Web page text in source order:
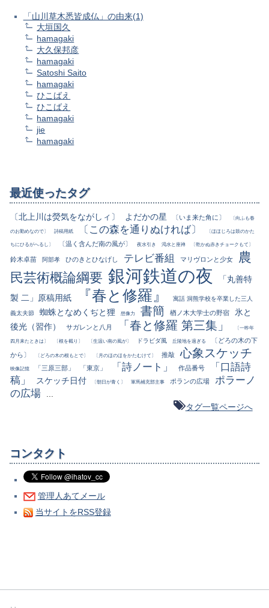
「山川草木悉皆成仏」の由来(1)
大垣国久
hamagaki
大久保邦彦
hamagaki
Satoshi Saito
hamagaki
ひこばえ
ひこばえ
hamagaki
jie
hamagaki
最近使ったタグ
〔北上川は熒気をながしィ〕 よだかの星 〔いま来た角に〕 〔向ふも春
のお勤めなので〕 詩稿用紙 〔この森を通りぬければ〕 〔ほほじろは鼓のかた
ちにひるがへるし〕 〔温く含んだ南の風が〕 夜水引き 渇水と座禅 〔乾かぬ赤きチョークもて〕
鈴木卓苗 阿部孝 ひのきとひなげし テレビ番組 マリヴロンと少女
農
民芸術概論綱要 銀河鉄道の夜
「丸善特
製 二」原稿用紙
『春と修羅』 寓話 洞熊学校を卒業した三人
義太夫節 蜘蛛となめくぢと狸 想像力 書簡 楢ノ木大学士の野宿
氷と
後光（習作）
サガレンと八月 「春と修羅 第三集」 〔一昨年
四月来たときは〕 〔根を截り〕 〔生温い南の風が〕 ドラビダ風 丘陵地を過ぎる
〔どろの木の下
から〕
〔どろの木の根もとで〕 〔月のほのほをかたむけて〕 推敲 心象スケッチ
映像記憶 「三原三部」 「東京」 「詩ノート」 作品番号
「口語詩
稿」
スケッチ日付 〔朝日が青く〕 軍馬補充部主事 ポランの広場
ポラーノ
の広場
タグ一覧ページへ
コンタクト
管理人あてメール
当サイトをRSS登録